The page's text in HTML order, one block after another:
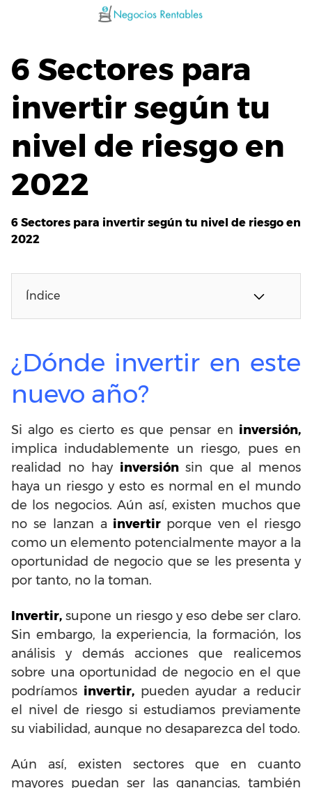
6 Sectores para
invertir según tu
nivel de riesgo en
2022
6 Sectores para invertir según tu nivel de riesgo en
2022
Índice
¿Dónde invertir en este
nuevo año?
Si algo es cierto es que pensar en inversión,
implica indudablemente un riesgo, pues en
realidad no hay inversiónsin que al menos
haya un riesgo y esto es normal en el mundo
de los negocios. Aún así, existen muchos que
no se lanzan a invertirporque ven el riesgo
como un elemento potencialmente mayor a la
oportunidad de negocio que se les presenta y
por tanto, no la toman.
Invertir, supone un riesgo y eso debe ser claro.
Sin embargo, la experiencia, la formación, los
análisis y demás acciones que realicemos
sobre una oportunidad de negocio en el que
podríamos invertir,pueden ayudar a reducir
el nivel de riesgo si estudiamos previamente
su viabilidad, aunque no desaparezca del todo.
Aún así, existen sectores que en cuanto
mayores puedan ser las ganancias, también